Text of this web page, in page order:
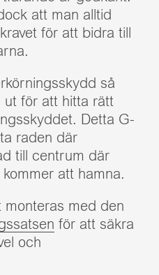
att man alltid
för att bidra till
så
ut för att hitta rätt
Detta G-
raden där
till centrum där
att hamna.
monteras med den
för att säkra
och